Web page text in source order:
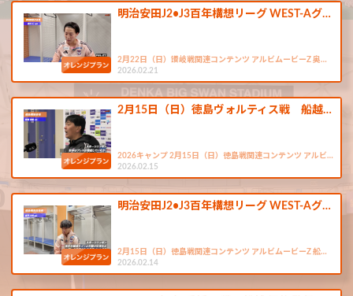
明治安田J2•J3百年構想リーグ WEST-Aグ…
2月22日（日）讃岐戦関連コンテンツ アルビムービーZ 奥…
2026.02.21
2月15日（日）徳島ヴォルティス戦 船越…
2026キャンプ 2月15日（日）徳島戦関連コンテンツ アルビ…
2026.02.15
明治安田J2•J3百年構想リーグ WEST-Aグ…
2月15日（日）徳島戦関連コンテンツ アルビムービーZ 舩…
2026.02.14